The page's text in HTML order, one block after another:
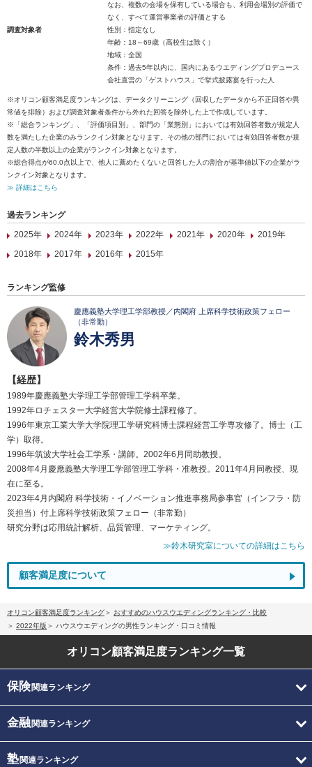
なお、複数の会場を保有している場合も、利用会場別の評価で
なく、すべて運営事業者の評価とする
調査対象者
性別：指定なし
年齢：18～69歳（高校生は除く）
地域：全国
条件：過去5年以内に、国内にあるウエディングプロデュース
会社直営の「ゲストハウス」で挙式披露宴を行った人
※オリコン顧客満足度ランキングは、データクリーニング（回収したデータから不正回答や異
常値を排除）および調査対象者条件から外れた回答を除外した上で作成しています。
※「総合ランキング」、「評価項目別」、部門の「業態別」においては有効回答者数が規定人
数を満たした企業のみランクイン対象となります。その他の部門においては有効回答者数が規
定人数の半数以上の企業がランクイン対象となります。
※総合得点が60.0点以上で、他人に薦めたくないと回答した人の割合が基準値以下の企業がラ
ンクイン対象となります。
≫ 詳細はこちら
過去ランキング
2025年
2024年 2023年 2022年 2021年 2020年
2019年
2018年
2017年 2016年 2015年
ランキング監修
慶應義塾大学理工学部教授／内閣府 上席科学技術政策フェロー
（非常勤）
鈴木秀男
【経歴】
1989年慶應義塾大学理工学部管理工学科卒業。
1992年ロチェスター大学経営大学院修士課程修了。
1996年東京工業大学大学院理工学研究科博士課程経営工学専攻修了。博士（工
学）取得。
1996年筑波大学社会工学系・講師。2002年6月同助教授。
2008年4月慶應義塾大学理工学部管理工学科・准教授。2011年4月同教授、現
在に至る。
2023年4月内閣府 科学技術・イノベーション推進事務局参事官（インフラ・防
災担当）付上席科学技術政策フェロー（非常勤）
研究分野は応用統計解析、品質管理、マーケティング。
≫鈴木研究室についての詳細はこちら
顧客満足度について
オリコン顧客満足度ランキング
おすすめのハウスウエディングランキング・比較
2022年版
ハウスウエディングの男性ランキング・口コミ情報
オリコン顧客満足度ランキング一覧
保険関連ランキング
金融関連ランキング
塾関連ランキング